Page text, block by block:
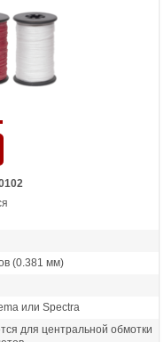
(0.381 мм)
или Spectra
для центральной обмотки